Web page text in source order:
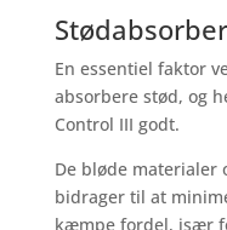
En essentiel faktor
absorbere stød, og
Control III godt.
De bløde materialer
bidrager til at
kæmpe fordel, især